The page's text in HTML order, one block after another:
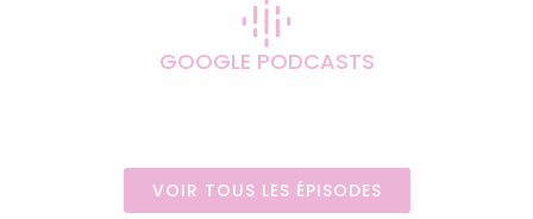
GOOGLE PODCASTS
VOIR TOUS LES ÉPISODES